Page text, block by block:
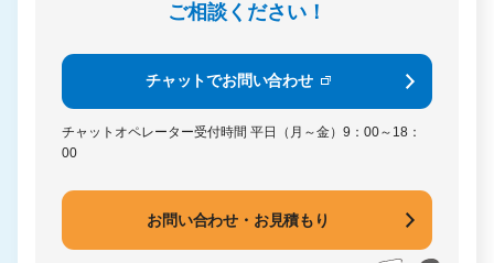
ご相談ください！
チャットでお問い合わせ
チャットオペレーター受付時間 平日（月～金）9：00～18：
00
お問い合わせ・お見積もり